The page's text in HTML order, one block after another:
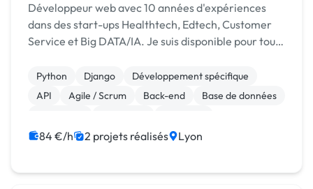
Développeur web avec 10 années d'expériences
dans des start-ups Healthtech, Edtech, Customer
Service et Big DATA/IA. Je suis disponible pour tout
Python / Django / Flask - PHP / Laravel / Sym...
Python Django
Développement spécifique
API
Agile / Scrum Back-end
Base de données
84 €/h 2 projets réalisés Lyon